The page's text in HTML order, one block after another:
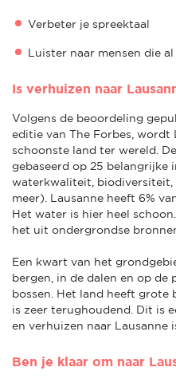
Verbeter je spreektaal
Luister naar mensen die
Is verhuizen naar
Volgens de beoordeling
editie van The Forbes, wordt
schoonste land ter wereld.
gebaseerd op 25 belangrijke
waterkwaliteit, biodiversiteit,
meer). Lausanne heeft 6%
Het water is hier heel
het uit ondergrondse
Een kwart van het
bergen, in de dalen en op de
bossen. Het land heeft grote
is zeer terughoudend. Dit is
en verhuizen naar Lausanne
Ben je klaar om naar